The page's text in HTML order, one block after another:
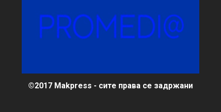
©2017 Makpress - сите права се задржани